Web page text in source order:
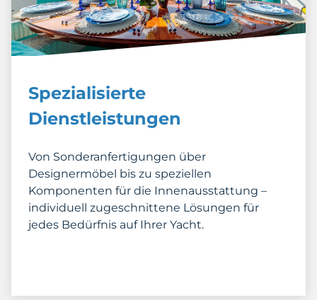
Spezialisierte
Dienstleistungen
Von Sonderanfertigungen über
Designermöbel bis zu speziellen
Komponenten für die Innenausstattung –
individuell zugeschnittene Lösungen für
jedes Bedürfnis auf Ihrer Yacht.